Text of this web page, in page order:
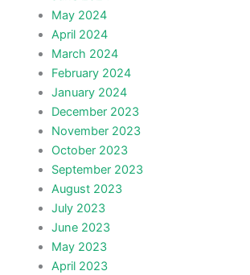
May 2024
April 2024
March 2024
February 2024
January 2024
December 2023
November 2023
October 2023
September 2023
August 2023
July 2023
June 2023
May 2023
April 2023